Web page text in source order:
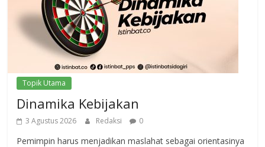
Topik Utama
Dinamika Kebijakan
3 Agustus 2026 Redaksi 0
Pemimpin harus menjadikan maslahat sebagai orientasinya